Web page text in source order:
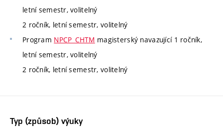
letní semestr, volitelný
2 ročník, letní semestr, volitelný
Program NPCP_CHTM magisterský navazující 1 ročník,
letní semestr, volitelný
2 ročník, letní semestr, volitelný
Typ (způsob) výuky